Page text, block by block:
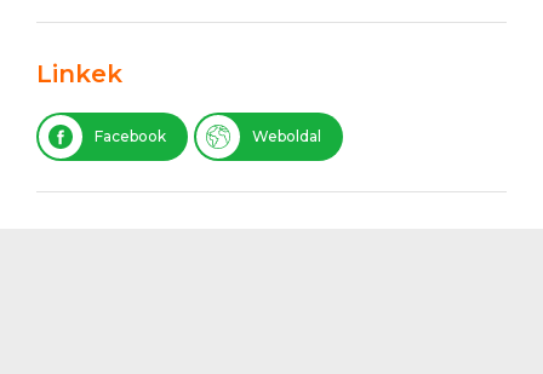
Linkek
Facebook Weboldal